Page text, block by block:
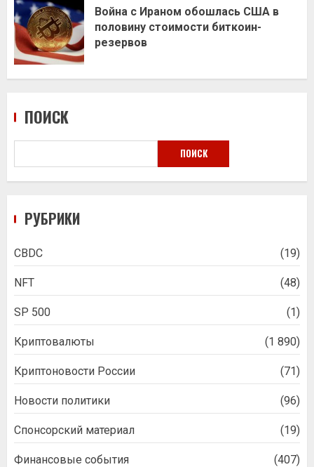
Война с Ираном обошлась США в
половину стоимости биткоин-
резервов
ПОИСК
ПОИСК
РУБРИКИ
CBDC (19)
NFT (48)
SP 500 (1)
Криптовалюты (1 890)
Криптоновости России (71)
Новости политики (96)
Спонсорский материал (19)
Финансовые события (407)